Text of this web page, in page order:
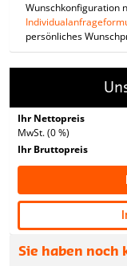
Wunschkonfiguration
persönliches
Ihr Nettopreis
MwSt. (0 %)
Ihr Bruttopreis
Sie haben noch